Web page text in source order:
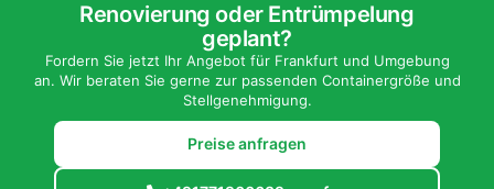
Renovierung oder Entrümpelung
geplant?
Fordern Sie jetzt Ihr Angebot für Frankfurt und Umgebung
an. Wir beraten Sie gerne zur passenden Containergröße und
Stellgenehmigung.
Preise anfragen